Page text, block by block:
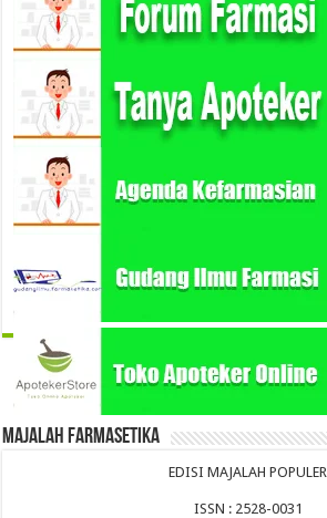
Majalah Farmasetika
EDISI MAJALAH POPULER
ISSN : 2528-0031